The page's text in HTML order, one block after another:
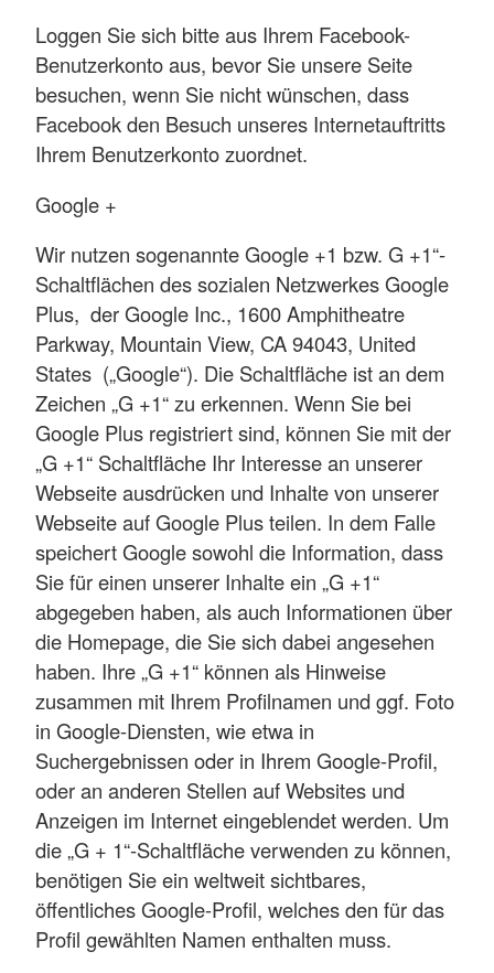
Loggen Sie sich bitte aus Ihrem Facebook-
Benutzerkonto aus, bevor Sie unsere Seite
besuchen, wenn Sie nicht wünschen, dass
Facebook den Besuch unseres Internetauftritts
Ihrem Benutzerkonto zuordnet.
Google +
Wir nutzen sogenannte Google +1 bzw. G +1“-
Schaltflächen des sozialen Netzwerkes Google
Plus, der Google Inc., 1600 Amphitheatre
Parkway, Mountain View, CA 94043, United
States („Google“). Die Schaltfläche ist an dem
Zeichen „G +1“ zu erkennen. Wenn Sie bei
Google Plus registriert sind, können Sie mit der
„G +1“ Schaltfläche Ihr Interesse an unserer
Webseite ausdrücken und Inhalte von unserer
Webseite auf Google Plus teilen. In dem Falle
speichert Google sowohl die Information, dass
Sie für einen unserer Inhalte ein „G +1“
abgegeben haben, als auch Informationen über
die Homepage, die Sie sich dabei angesehen
haben. Ihre „G +1“ können als Hinweise
zusammen mit Ihrem Profilnamen und ggf. Foto
in Google-Diensten, wie etwa in
Suchergebnissen oder in Ihrem Google-Profil,
oder an anderen Stellen auf Websites und
Anzeigen im Internet eingeblendet werden. Um
die „G + 1“-Schaltfläche verwenden zu können,
benötigen Sie ein weltweit sichtbares,
öffentliches Google-Profil, welches den für das
Profil gewählten Namen enthalten muss.